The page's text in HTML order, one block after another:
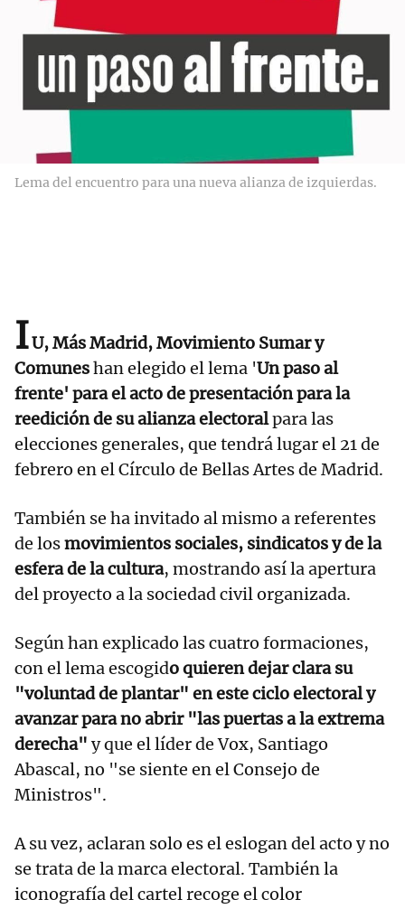
Lema del encuentro para una nueva alianza de izquierdas.
IU, Más Madrid, Movimiento Sumar y
Comuneshan elegido el lema 'Un paso al
frente' para el acto de presentación para la
reedición de su alianza electoralpara las
elecciones generales, que tendrá lugar el 21 de
febrero en el Círculo de Bellas Artes de Madrid.
También se ha invitado al mismo a referentes
de losmovimientos sociales, sindicatos y de la
esfera de la cultura, mostrando así la apertura
del proyecto a la sociedad civil organizada.
Según han explicado las cuatro formaciones,
con el lema escogido quieren dejar clara su
"voluntad de plantar" en este ciclo electoral y
avanzar para no abrir "las puertas a la extrema
derecha" y que el líder de Vox, Santiago
Abascal, no "se siente en el Consejo de
Ministros".
A su vez, aclaran solo es el eslogan del acto y no
se trata de la marca electoral. También la
iconografía del cartel recoge el color